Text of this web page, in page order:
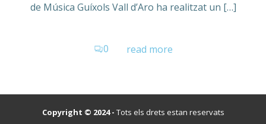
de Música Guíxols Vall d’Aro ha realitzat un […]
0 read more
Copyright © 2024 - Tots els drets estan reservats